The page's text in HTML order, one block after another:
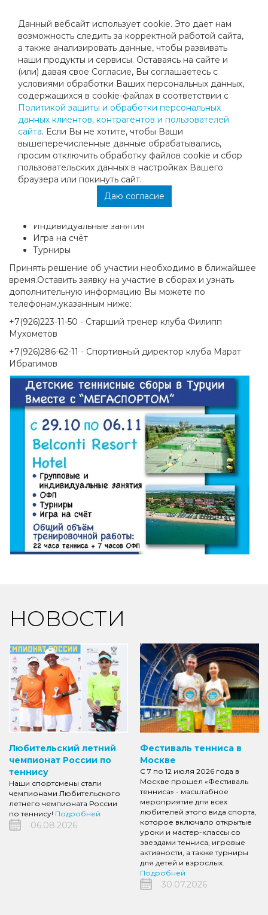
Данный вебсайт использует cookie. Это дает нам
возможность следить за корректной работой сайта,
а также анализировать данные, чтобы развивать
наши продукты и сервисы. Оставаясь на сайте и
(или) давая свое Согласие, Вы соглашаетесь с
условиями обработки Ваших персональных данных,
содержащихся в cookie-файлах в соответствии с
Политикой защиты и обработки персональных
данных клиентов, контрагентов и пользователей
сайта. Если Вы не хотите, чтобы Ваши
вышеперечисленные данные обрабатывались,
просим отключить обработку файлов cookie и сбор
пользовательских данных в настройках Вашего
браузера или покинуть сайт.
Даю согласие
ДЕТСКИЕ СБОРЫ ВМЕСТЕ С
«МЕГАСПОРТ-ТЕННИС»
Сборы - это прекрасная возможность совместить отдых и
продуктивные тренировки.
«Мегаспорт-теннис» приглашает всех желающих принять
участие в детских теннисных сборах в Турции с 29
октября по 6 ноября в отеле Belconti Resort Hotel.
Индивидуальные занятия
Игра на счёт
Турниры
Принять решение об участии необходимо в ближайшее
время.Оставить заявку на участие в сборах и узнать
дополнительную информацию Вы можете по
телефонам,указанным ниже:
+7(926)223-11-50 - Старший тренер клуба Филипп
Мухометов
+7(926)286-62-11 - Спортивный директор клуба Марат
Ибрагимов
НОВОСТИ
Любительский летний
чемпионат России по
теннису
Наши спортсмены стали
чемпионами Любительского
летнего чемпионата России
по теннису! Подробней
06.08.2026
Фестиваль тенниса в
Москве
С 7 по 12 июля 2026 года в
Москве прошел «Фестиваль
тенниса» - масштабное
мероприятие для всех
любителей этого вида спорта,
которое включало открытые
уроки и мастер-классы со
звездами тенниса, игровые
активности, а также турниры
для детей и взрослых.
Подробней
30.07.2026